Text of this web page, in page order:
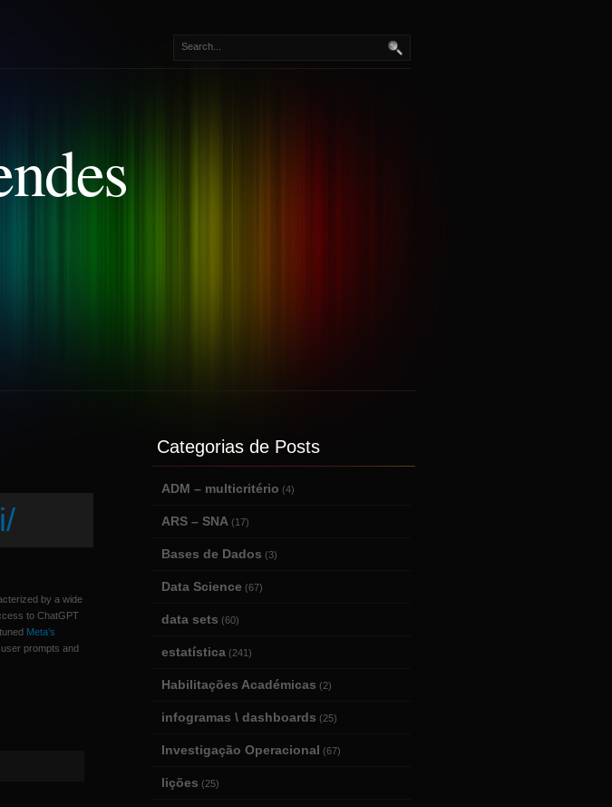
by a wide
to ChatGPT
Meta’s
prompts and
Categorias de Posts
ADM – multicritério (4)
ARS – SNA (17)
Bases de Dados (3)
Data Science (67)
data sets (60)
estatística (241)
Habilitações Académicas (2)
infogramas \ dashboards (25)
Investigação Operacional (67)
lições (25)